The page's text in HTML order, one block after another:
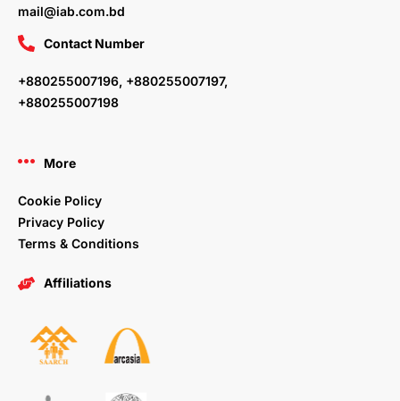
mail@iab.com.bd
Contact Number
+880255007196, +880255007197,
+880255007198
More
Cookie Policy
Privacy Policy
Terms & Conditions
Affiliations